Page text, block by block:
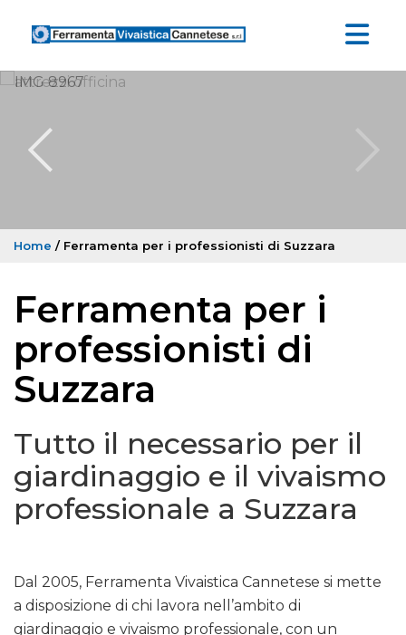
Home / Ferramenta per i professionisti di Suzzara
Ferramenta per i
professionisti di
Suzzara
Tutto il necessario per il
giardinaggio e il vivaismo
professionale a Suzzara
Dal 2005, Ferramenta Vivaistica Cannetese si mette
a disposizione di chi lavora nell’ambito di
giardinaggio e vivaismo professionale, con un